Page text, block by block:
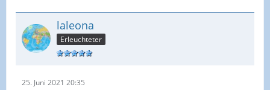
laleona
Erleuchteter
25. Juni 2021 20:35